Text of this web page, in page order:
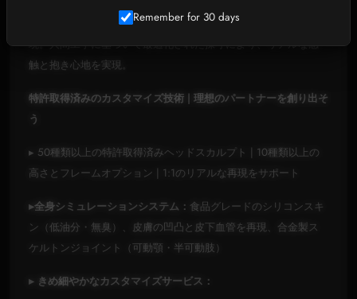
まで、7種類のボディタイプがアジア人女性の曲線美を忠実に再
現。人間工学に基づいて最適化された採寸により、リアルな感
触と抱き心地を実現。
特許取得済みのカスタマイズ技術 | 理想のパートナーを創り出そ
う
▸ 50種類以上の特許取得済みヘッドスカルプト | 10種類以上の
高さとフレームオプション | 1:1のリアルな再現をサポート
▸全身シミュレーションシステム： 食品グレードのシリコンスキ
ン（低油分・無臭）、皮膚の凹凸と皮下血管を再現、合金製ス
ケルトンジョイント（可動顎・半可動肢）
▸ きめ細やかなカスタマイズサービス：
Remember for 30 days